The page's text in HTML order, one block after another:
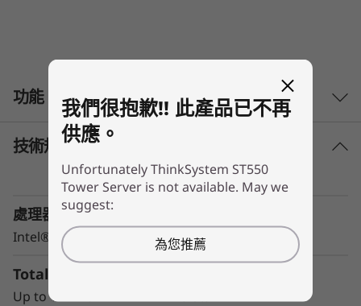
功能
要點
最佳化系統設計，可符合幾乎任何工作負荷的效
能及成本點
最新的處理器及記憶體技術連同 NVMe 磁碟機
可提供極致效能
AnyBay 技術能以儲存配置提供出色彈性
Kensington 鎖定插槽、機箱入侵交換器及 TPM
技術規格
處理器
Intel® Xeon® 2nd Generation
Total Memory Capacity
Up to 12x TruDDR4 RDIMM slots
我們很抱歉!! 此產品已不再
供應。
Unfortunately ThinkSystem ST550
Tower Server is not available. May we
suggest:
為您推薦